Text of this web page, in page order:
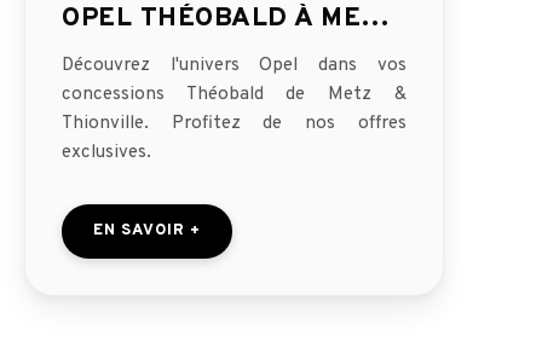
OPEL THÉOBALD À METZ & THIONVILLE
Découvrez l'univers Opel dans vos
concessions Théobald de Metz &
Thionville. Profitez de nos offres
exclusives.
EN SAVOIR +